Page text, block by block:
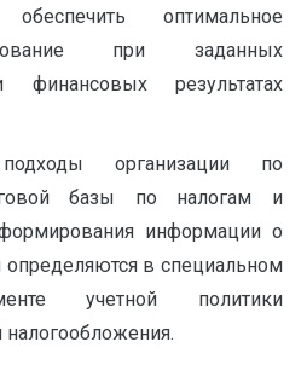
оптимальное
при заданных
финансовых результатах
организации по
базы по налогам и
информации о
определяются в специ­альном
учетной политики
налогообложения.